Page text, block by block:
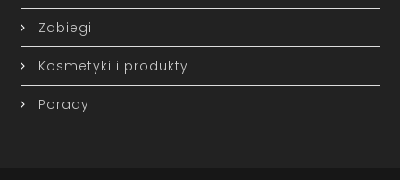
Zabiegi
Kosmetyki i produkty
Porady